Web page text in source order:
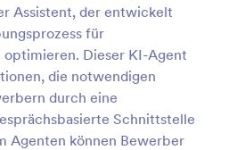
Assistent, der entwickelt
für
optimieren. Dieser KI-Agent
die notwendigen
durch eine
Schnittstelle
Agenten können Bewerber